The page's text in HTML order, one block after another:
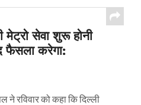
मेट्रो सेवा शुरू होनी
फैसला करेगा:
ने रविवार को कहा कि दिल्ली